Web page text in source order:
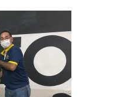
Inicio
Quienes Somos